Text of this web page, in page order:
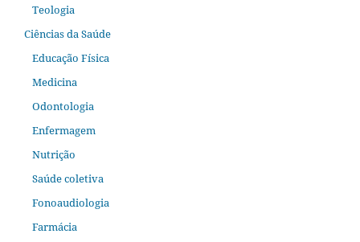
Teologia
Ciências da Saúde
Educação Física
Medicina
Odontologia
Enfermagem
Nutrição
Saúde coletiva
Fonoaudiologia
Farmácia